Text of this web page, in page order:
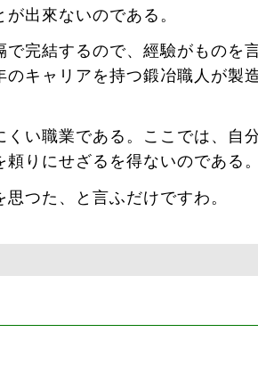
出來ないのである。
完結するので、經驗がものを
キャリアを持つ鍛冶職人が製
い職業である。ここでは、自
りにせざるを得ないのである。
つた、と言ふだけですわ。